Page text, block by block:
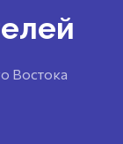
Востока